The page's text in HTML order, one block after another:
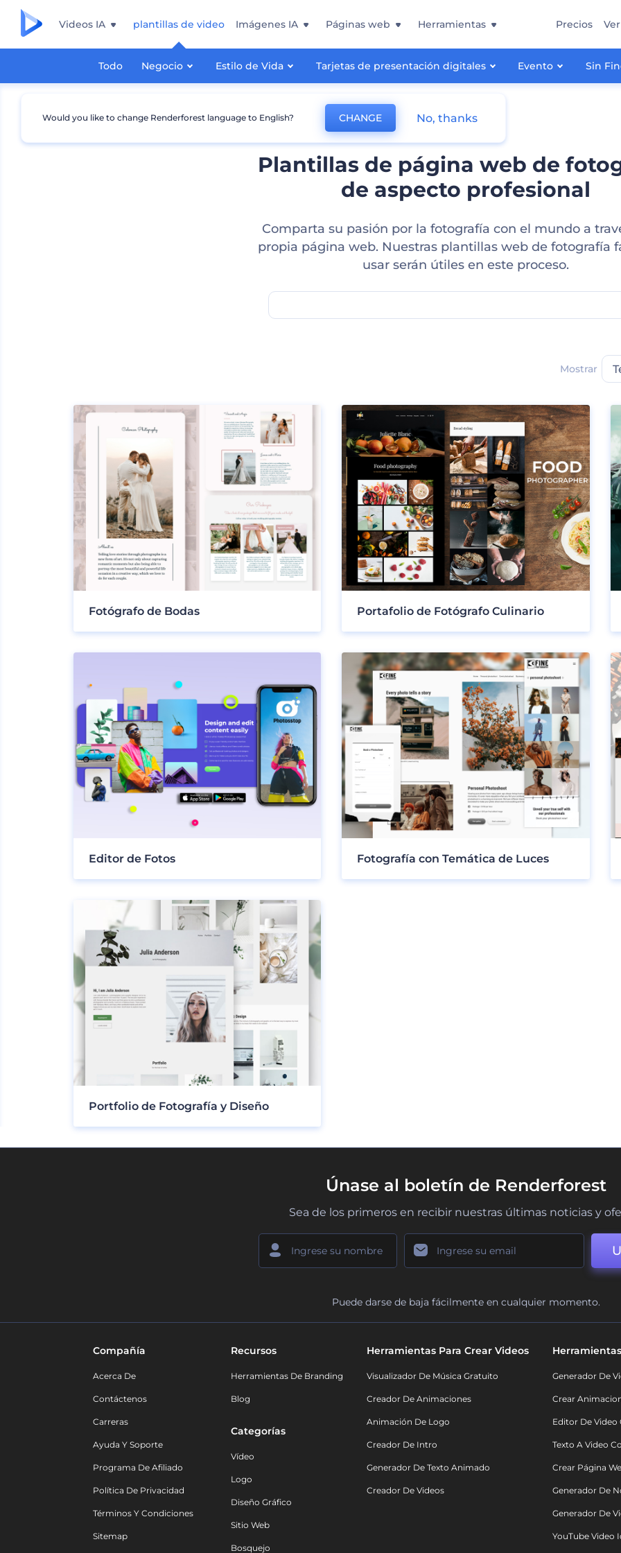
Videos IA plantillas de video
Todo Negocio Estilo de Vida Tarjetas de presentación digitales Evento Sin
Imágenes IA Páginas web Herramientas Precios Ver
Plantillas de página web de
de aspecto profesional
Comparta su pasión por la fotografía con el mundo a
propia página web. Nuestras plantillas web de fotografía
usar serán útiles en este proceso.
Mostrar
Fotógrafo de Bodas Portafolio de Fotógrafo Culinario
Editor de Fotos Fotografía con Temática de Luces
Portfolio de Fotografía y Diseño
Únase al boletín de Renderforest
Sea de los primeros en recibir nuestras últimas noticias y
Puede darse de baja fácilmente en cualquier momento.
Compañía
Acerca De
Contáctenos
Carreras
Ayuda Y Soporte
Programa De Afiliado
Política De Privacidad
Términos Y Condiciones
Sitemap
Recursos
Herramientas De Branding
Blog
Categorías
Vídeo
Logo
Diseño Gráfico
Sitio Web
Bosquejo
Herramientas Para Crear Videos
Visualizador De Música Gratuito
Creador De Animaciones
Animación De Logo
Creador De Intro
Generador De Texto Animado
Creador De Videos
Generador De
Crear
Editor De Video
Texto A Video
Crear Página
Generador De
Generador De
YouTube Video
Would you like to change Renderforest language to English? CHANGE No, thanks